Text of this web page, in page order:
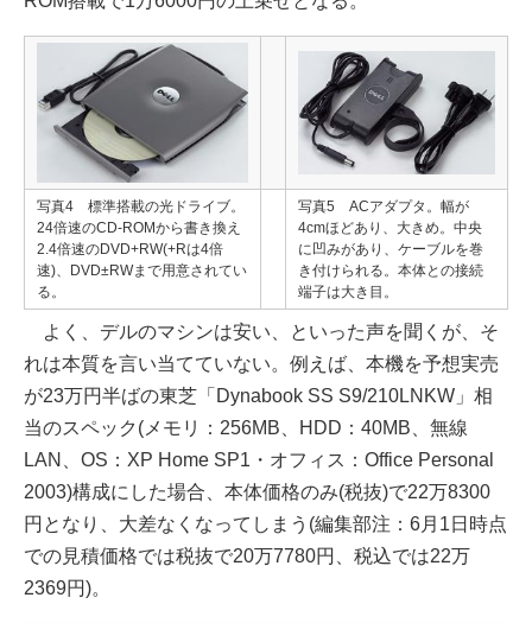
写真4 標準搭載の光ドライブ。
24倍速のCD-ROMから書き換え
2.4倍速のDVD+RW(+Rは4倍
速)、DVD±RWまで用意されてい
る。
写真5 ACアダプタ。幅が
4cmほどあり、大きめ。中央
に凹みがあり、ケーブルを巻
き付けられる。本体との接続
端子は大き目。
よく、デルのマシンは安い、といった声を聞くが、そ
れは本質を言い当てていない。例えば、本機を予想実売
が23万円半ばの東芝「Dynabook SS S9/210LNKW」相
当のスペック(メモリ：256MB、HDD：40MB、無線
LAN、OS：XP Home SP1・オフィス：Office Personal
2003)構成にした場合、本体価格のみ(税抜)で22万8300
円となり、大差なくなってしまう(編集部注：6月1日時点
での見積価格では税抜で20万7780円、税込では22万
2369円)。